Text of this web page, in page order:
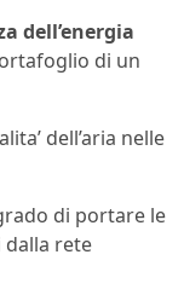
dell’energia
di un
dell’aria nelle
di portare le
dalla rete